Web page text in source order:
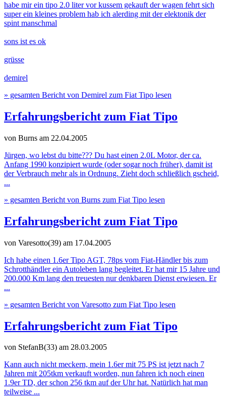
habe mir ein tipo 2.0 liter vor kussem gekauft der wagen fehrt sich
super ein kleines problem hab ich alerding mit der elektonik der
spint manschmal
sons ist es ok
grüsse
demirel
» gesamten Bericht von Demirel zum Fiat Tipo lesen
Erfahrungsbericht zum Fiat Tipo
von Burns am 22.04.2005
Jürgen, wo lebst du bitte??? Du hast einen 2.0L Motor, der ca.
Anfang 1990 konzipiert wurde (oder sogar noch früher), damit ist
der Verbrauch mehr als in Ordnung. Zieht doch schließlich gscheid,
...
» gesamten Bericht von Burns zum Fiat Tipo lesen
Erfahrungsbericht zum Fiat Tipo
von Varesotto(39) am 17.04.2005
Ich habe einen 1.6er Tipo AGT, 78ps vom Fiat-Händler bis zum
Schrotthändler ein Autoleben lang begleitet. Er hat mir 15 Jahre und
200.000 Km lang den treuesten nur denkbaren Dienst erwiesen. Er
...
» gesamten Bericht von Varesotto zum Fiat Tipo lesen
Erfahrungsbericht zum Fiat Tipo
von StefanB(33) am 28.03.2005
Kann auch nicht meckern, mein 1.6er mit 75 PS ist jetzt nach 7
Jahren mit 205tkm verkauft worden, nun fahren ich noch einen
1.9er TD, der schon 256 tkm auf der Uhr hat. Natürlich hat man
teilweise ...